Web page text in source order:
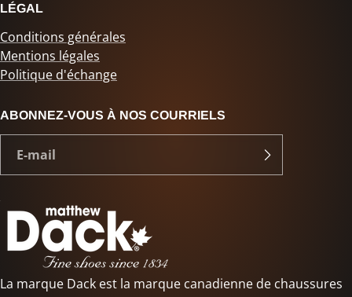
LÉGAL
Conditions générales
Mentions légales
Politique d'échange
ABONNEZ-VOUS À NOS COURRIELS
La marque Dack est la marque canadienne de chaussures